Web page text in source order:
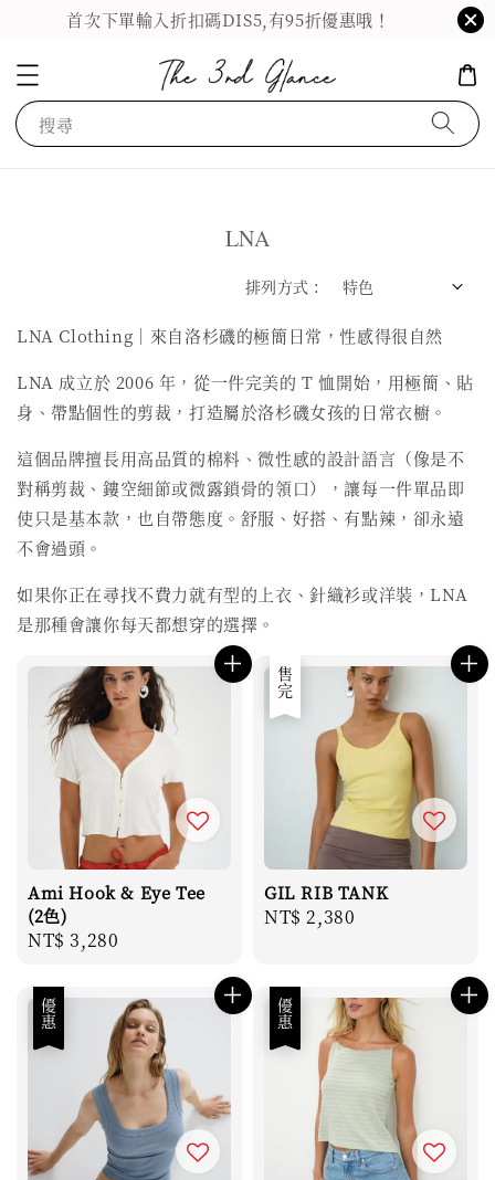
首次下單輸入折扣碼DIS5,有95折優惠哦！
搜尋
LNA
排列方式 :
LNA Clothing｜來自洛杉磯的極簡日常，性感得很自然
LNA 成立於 2006 年，從一件完美的 T 恤開始，用極簡、貼
身、帶點個性的剪裁，打造屬於洛杉磯女孩的日常衣櫥。
這個品牌擅長用高品質的棉料、微性感的設計語言（像是不
對稱剪裁、鏤空細節或微露鎖骨的領口），讓每一件單品即
使只是基本款，也自帶態度。舒服、好搭、有點辣，卻永遠
不會過頭。
如果你正在尋找不費力就有型的上衣、針織衫或洋裝，LNA
是那種會讓你每天都想穿的選擇。
Ami Hook & Eye Tee
(2色)
Regular
NT$ 3,280
售完
GIL RIB TANK
Regular
NT$ 2,380
優惠 優惠